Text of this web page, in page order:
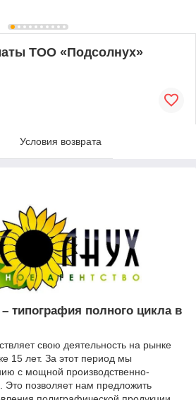
ТОО «Подсолнух»
Условия возврата
типография полного цикла в
свою деятельность на рынке
15 лет. За этот период мы
с мощной производственно-
Это позволяет нам предложить